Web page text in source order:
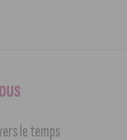
le temps